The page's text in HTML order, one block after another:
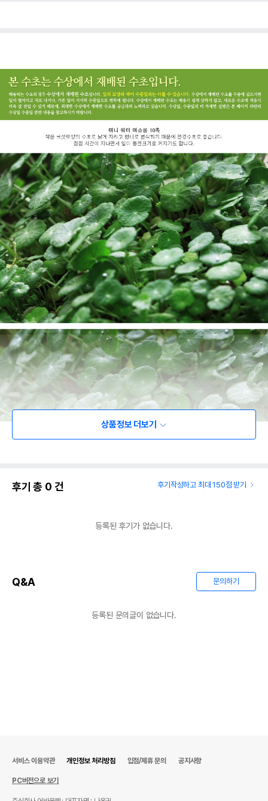
상품정보 더보기
후기 총 0 건 후기작성하고 최대 150점 받기
등록된 후기가 없습니다.
Q&A 문의하기
등록된 문의글이 없습니다.
서비스 이용약관 개인정보 처리방침 입점/제휴 문의 공지사항
PC버전으로 보기